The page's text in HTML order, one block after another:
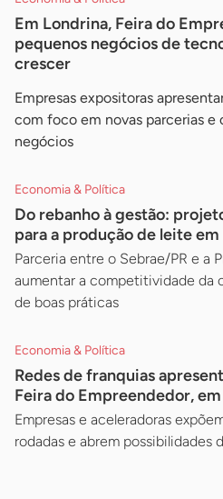
Em Londrina, Feira do
pequenos negócios de
crescer
Empresas expositoras
com foco em novas parcerias e
negócios
Economia & Política
Do rebanho à gestão:
para a produção de leite
Parceria entre o Sebrae/PR e a
aumentar a competitividade da
de boas práticas
Economia & Política
Redes de franquias
Feira do Empreendedor,
Empresas e aceleradoras
rodadas e abrem possibilidades